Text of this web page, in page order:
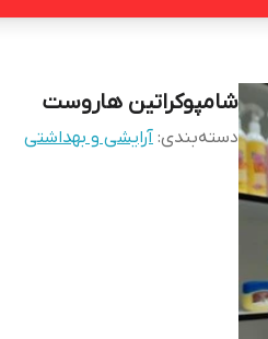
شامپوکراتین هاروست
دسته‌بندی: آرایشی و بهداشتی